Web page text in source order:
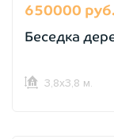
650000 руб.
Беседка
3,8х3,8 м.